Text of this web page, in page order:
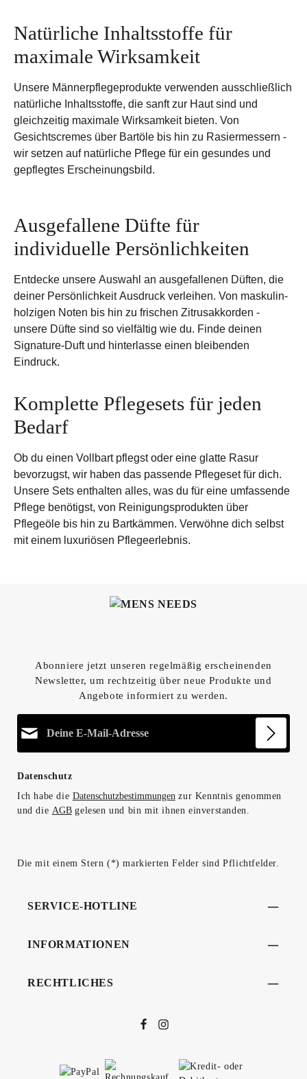
Natürliche Inhaltsstoffe für
maximale Wirksamkeit
Unsere Männerpflegeprodukte verwenden ausschließlich
natürliche Inhaltsstoffe, die sanft zur Haut sind und
gleichzeitig maximale Wirksamkeit bieten. Von
Gesichtscremes über Bartöle bis hin zu Rasiermessern -
wir setzen auf natürliche Pflege für ein gesundes und
gepflegtes Erscheinungsbild.
Ausgefallene Düfte für
individuelle Persönlichkeiten
Entdecke unsere Auswahl an ausgefallenen Düften, die
deiner Persönlichkeit Ausdruck verleihen. Von maskulin-
holzigen Noten bis hin zu frischen Zitrusakkorden -
unsere Düfte sind so vielfältig wie du. Finde deinen
Signature-Duft und hinterlasse einen bleibenden
Eindruck.
Komplette Pflegesets für jeden
Bedarf
Ob du einen Vollbart pflegst oder eine glatte Rasur
bevorzugst, wir haben das passende Pflegeset für dich.
Unsere Sets enthalten alles, was du für eine umfassende
Pflege benötigst, von Reinigungsprodukten über
Pflegeöle bis hin zu Bartkämmen. Verwöhne dich selbst
mit einem luxuriösen Pflegeerlebnis.
Abonniere jetzt unseren regelmäßig erscheinenden
Newsletter, um rechtzeitig über neue Produkte und
Angebote informiert zu werden.
Datenschutz
Ich habe die Datenschutzbestimmungenzur Kenntnis genommen
und die AGBgelesen und bin mit ihnen einverstanden.
Die mit einem Stern (*) markierten Felder sind Pflichtfelder.
SERVICE-HOTLINE
INFORMATIONEN
RECHTLICHES